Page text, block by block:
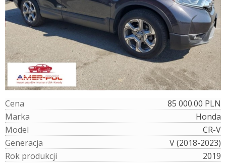
Cena
85 000.00 PLN
Marka
Honda
Model
CR-V
Generacja
V (2018-2023)
Rok produkcji
2019